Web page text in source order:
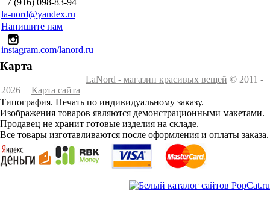
+7 (916) 098-83-94
la-nord@yandex.ru
Напишите нам
instagram.com/lanord.ru
Карта
LaNord - магазин красивых вещей © 2011 -
2026
Карта сайта
Типография. Печать по индивидуальному заказу.
Изображения товаров являются демонстрационными макетами.
Продавец не хранит готовые изделия на складе.
Все товары изготавливаются после оформления и оплаты заказа.